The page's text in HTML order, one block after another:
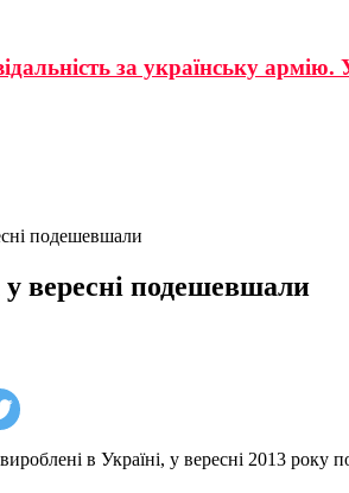
за українську армію.
подешевшали
у вересні подешевшали
в Україні, у вересні 2013